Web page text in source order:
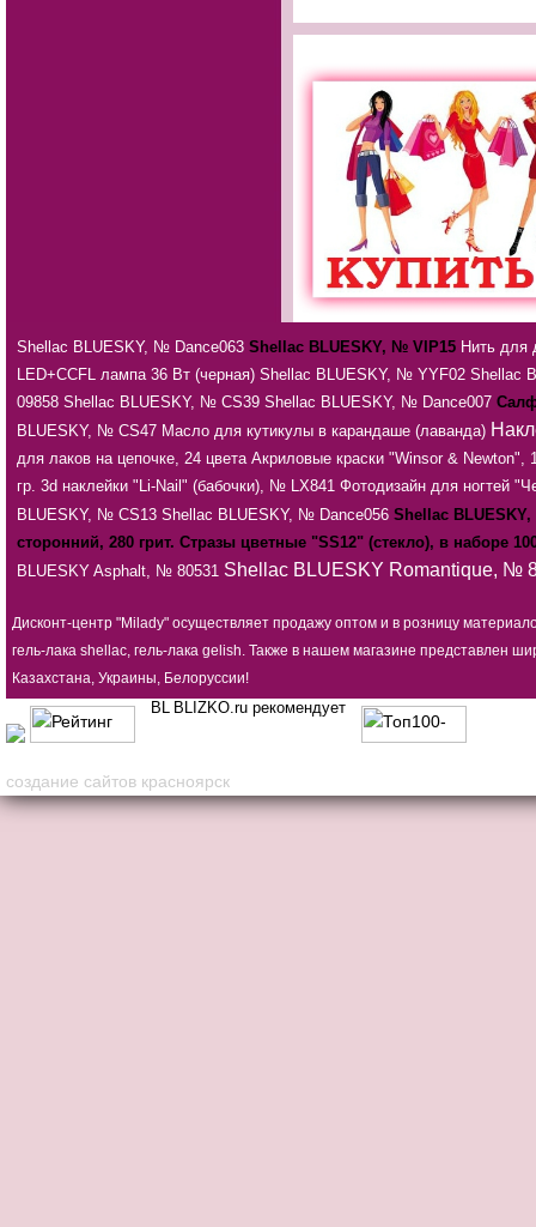
Shellac BLUESKY, № Dance063 Shellac BLUESKY, № VIP15 Нить для
LED+CCFL лампа 36 Вт (черная) Shellac BLUESKY, № YYF02 Shellac
09858 Shellac BLUESKY, № CS39 Shellac BLUESKY, № Dance007
BLUESKY, № CS47 Масло для кутикулы в карандаше (лаванда)
для лаков на цепочке, 24 цвета Акриловые краски "Winsor & Newton",
гр. 3d наклейки "Li-Nail" (бабочки), № LX841 Фотодизайн для ногтей
BLUESKY, № CS13 Shellac BLUESKY, № Dance056 Shellac
сторонний, 280 грит. Стразы цветные "SS12" (стекло), в наборе
BLUESKY Asphalt, № 80531 Shellac BLUESKY Romantique, №
Дисконт-центр "Milady" осуществляет продажу оптом и в розницу
гель-лака shellac, гель-лака gelish. Также в нашем магазине представлен
Казахстана, Украины, Белоруссии!
BLIZKO.ru рекомендует
создание сайтов красноярск